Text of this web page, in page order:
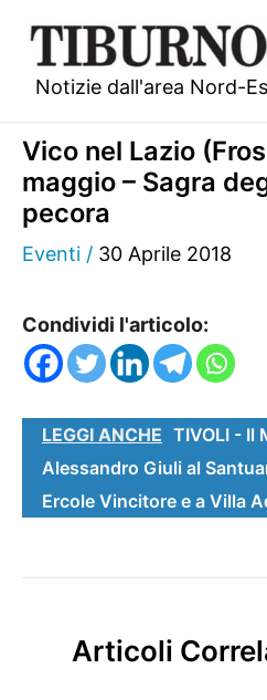
contenuto
Notizie dall'area Nord-
Vico nel Lazio
maggio – Sagra
pecora
Eventi / 30 Aprile 2018
Condividi l'articolo:
LEGGI ANCHE TIVOLI - Il
Alessandro Giuli al
Ercole Vincitore e a Villa
Articoli